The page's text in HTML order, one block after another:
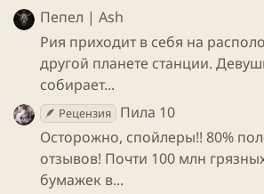
Пепел | Ash
Рия приходит в себя на
другой планете станции.
собирает...
🪶 Рецензия
Пила 10
Осторожно, спойлеры!! 80%
отзывов! Почти 100 млн
бумажек в...